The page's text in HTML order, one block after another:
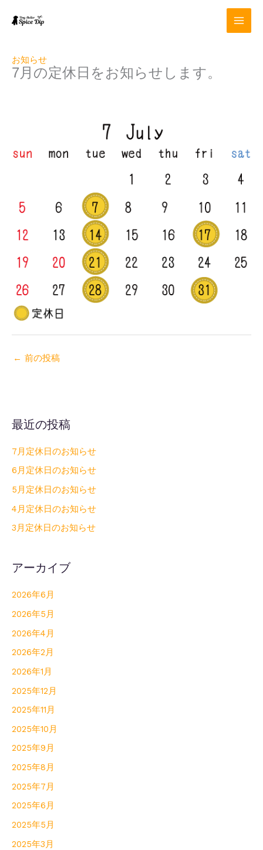
お知らせ
7 月の定休日をお知らせします。
← 前の投稿
最近の投稿
7月定休日のお知らせ
6月定休日のお知らせ
5月定休日のお知らせ
4月定休日のお知らせ
3月定休日のお知らせ
アーカイブ
2026年6月
2026年5月
2026年4月
2026年2月
2026年1月
2025年12月
2025年11月
2025年10月
2025年9月
2025年8月
2025年7月
2025年6月
2025年5月
2025年3月